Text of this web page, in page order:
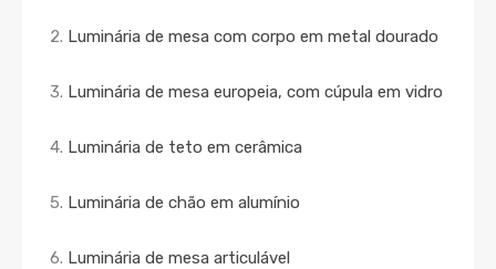
2. Luminária de mesa com corpo em metal dourado
3. Luminária de mesa europeia, com cúpula em vidro
4. Luminária de teto em cerâmica
5. Luminária de chão em alumínio
6. Luminária de mesa articulável